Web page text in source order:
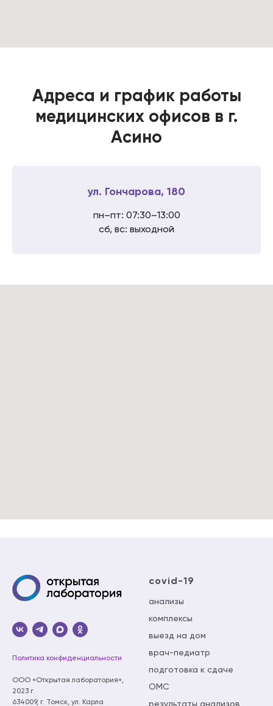
Адреса и график работы
медицинских офисов в г.
Асино
ул. Гончарова, 180
пн–пт: 07:30–13:00
сб, вс: выходной
Политика конфиденциальности
ООО «Открытая лаборатория»,
2023 г.
634009, г. Томск, ул. Карла
covid-19
анализы
комплексы
выезд на дом
врач-педиатр
подготовка к сдаче
ОМС
результаты анализов